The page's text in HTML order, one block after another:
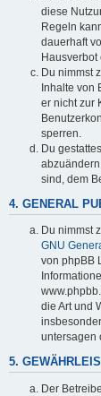
diese
Regeln
dauerhaft
Hausverbot
Du nimmst
Inhalte von
er nicht zur
sperren.
Du
sind, dem
4. GENERAL
Du nimmst
GNU
von phpBB
die Art und
untersagen
5.
Der